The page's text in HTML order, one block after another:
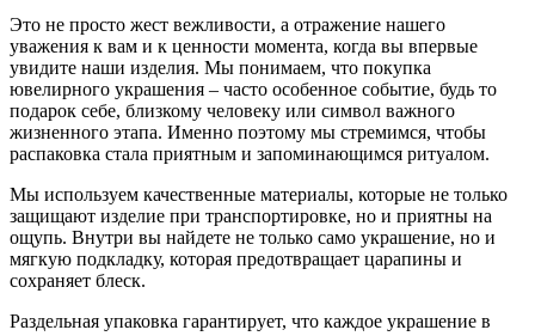
Это не просто жест вежливости, а отражение нашего
уважения к вам и к ценности момента, когда вы впервые
увидите наши изделия. Мы понимаем, что покупка
ювелирного украшения – часто особенное событие, будь то
подарок себе, близкому человеку или символ важного
жизненного этапа. Именно поэтому мы стремимся, чтобы
распаковка стала приятным и запоминающимся ритуалом.
Мы используем качественные материалы, которые не только
защищают изделие при транспортировке, но и приятны на
ощупь. Внутри вы найдете не только само украшение, но и
мягкую подкладку, которая предотвращает царапины и
сохраняет блеск.
Раздельная упаковка гарантирует, что каждое украшение в